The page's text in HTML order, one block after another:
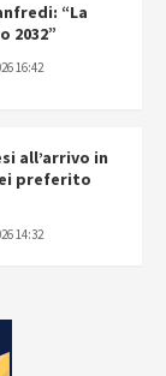
“La
2032”
16:42
all’arrivo in
preferito
14:32